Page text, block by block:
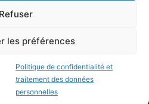
Refuser
les préférences
Politique de confidentialité et
traitement des données
personnelles